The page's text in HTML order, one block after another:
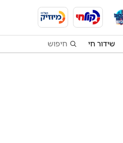
שידור חי